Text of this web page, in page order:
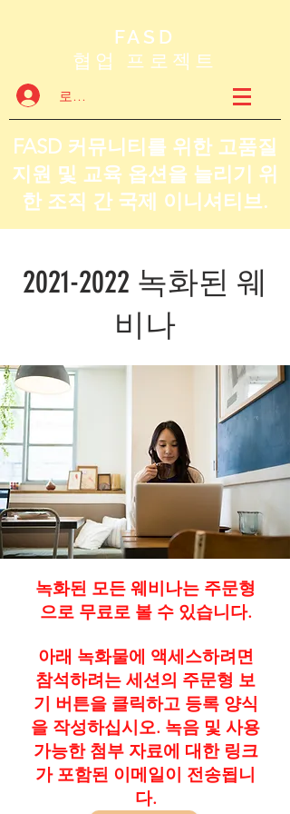
FASD
협업 프로젝트
로그인
FASD 커뮤니티를 위한 고품질
지원 및 교육 옵션을 늘리기 위
한 조직 간 국제 이니셔티브.
2021-2022 녹화된 웨
비나
녹화된 모든 웨비나는 주문형
으로 무료로 볼 수 있습니다.
아래 녹화물에 액세스하려면
참석하려는 세션의 주문형 보
기 버튼을 클릭하고 등록 양식
을 작성하십시오. 녹음 및 사용
가능한 첨부 자료에 대한 링크
가 포함된 이메일이 전송됩니
다.